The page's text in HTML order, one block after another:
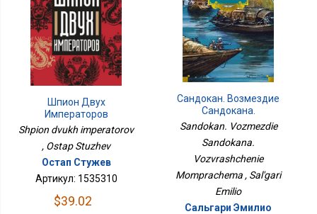
Шпион Двух
Императоров
Shpion dvukh imperatorov
, Ostap Stuzhev
Остап Стужев
Артикул: 1535310
$39.02
Сандокан. Возмездие
Сандокана.
Возвращение
Sandokan. Vozmezdie
Sandokana.
Vozvrashchenie
Momprachema , Sal'gari
Emilio
Сальгари Эмилио